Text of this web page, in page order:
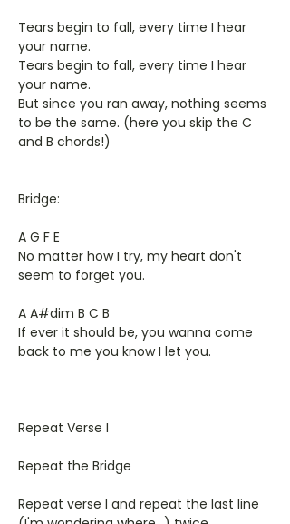
Tears begin to fall, every time I hear
your name.
Tears begin to fall, every time I hear
your name.
But since you ran away, nothing seems
to be the same. (here you skip the C
and B chords!)
Bridge:
A G F E
No matter how I try, my heart don't
seem to forget you.
A A#dim B C B
If ever it should be, you wanna come
back to me you know I let you.
Repeat Verse I
Repeat the Bridge
Repeat verse I and repeat the last line